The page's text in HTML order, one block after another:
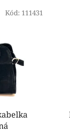
Kód: 111431